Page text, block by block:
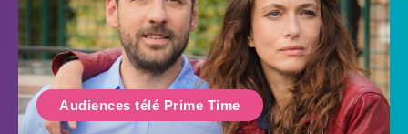
Audiences télé Prime Time